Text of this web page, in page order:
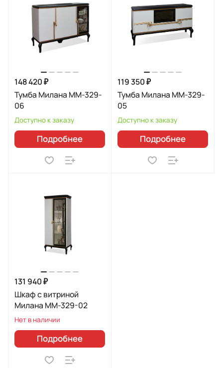
148 420 ₽
Тумба Милана ММ-329-
06
Доступно к заказу
Подробнее
119 350 ₽
Тумба Милана ММ-329-
05
Доступно к заказу
Подробнее
131 940 ₽
Шкаф с витриной
Милана ММ-329-02
Нет в наличии
Подробнее